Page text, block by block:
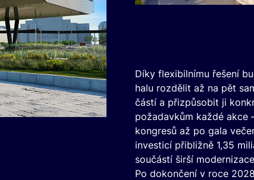
Díky flexibilnímu řešení
halu rozdělit až na pět
částí a přizpůsobit ji
požadavkům každé akce
kongresů až po gala
investicí přibližně 1,35
součástí širší
Po dokončení v roce